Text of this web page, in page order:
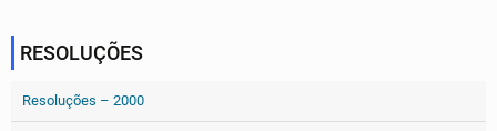
RESOLUÇÕES
Resoluções – 2000